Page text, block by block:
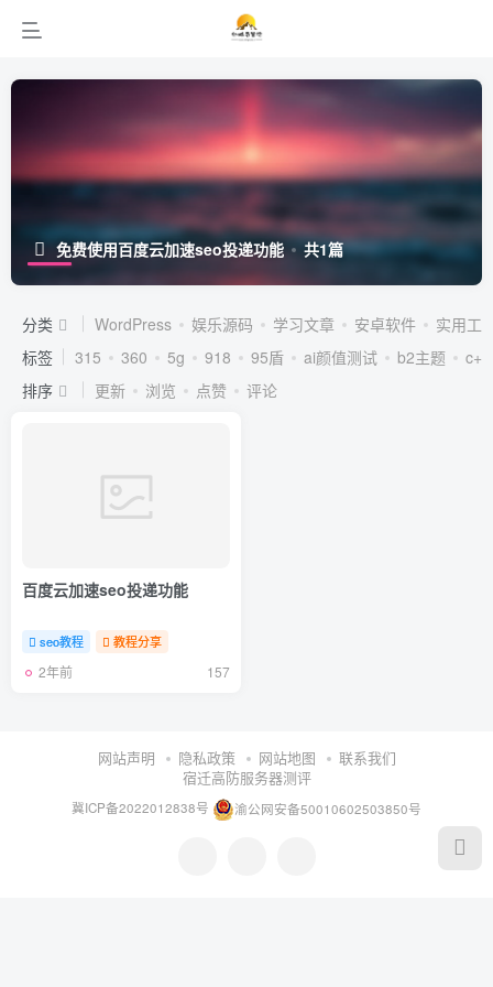
免费使用百度云加速seo投递功能 共1篇
分类 WordPress 娱乐源码 学习文章 安卓软件
实用工
标签
315 360 5g 918 95盾 ai颜值测试 b2主题
c++
排序
更新 浏览 点赞 评论
百度云加速seo投递功能
seo教程 教程分享
2年前 157
网站声明 隐私政策 网站地图
联系我们
宿迁高防服务器测评
冀ICP备2022012838号 渝公网安备50010602503850号